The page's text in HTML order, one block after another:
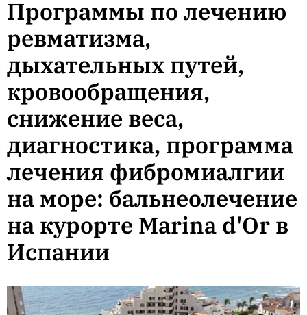
Программы по лечению
ревматизма,
дыхательных путей,
кровообращения,
снижение веса,
диагностика, программа
лечения фибромиалгии
на море: бальнеолечение
на курорте Marina d'Or в
Испании